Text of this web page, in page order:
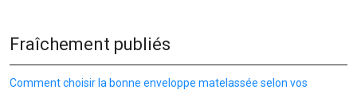
Fraîchement publiés
Comment choisir la bonne enveloppe matelassée selon vos